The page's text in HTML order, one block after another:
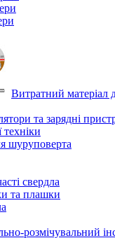
Витратний матеріал
та зарядні
техніки
шуруповерта
свердла
та плашки